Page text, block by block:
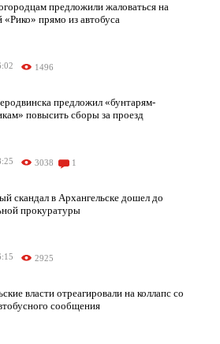
предложили жаловаться на
«Рико» прямо из автобуса
1496
предложил «бунтарям-
повысить сборы за проезд
3038 1
скандал в Архангельске дошел до
прокуратуры
2925
власти отреагировали на коллапс со
сообщения